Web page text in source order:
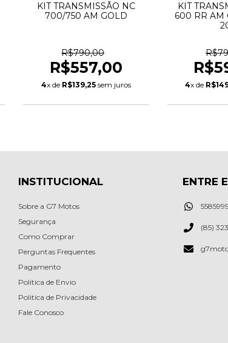
KIT TRANSMISSÃO NC
700/750 AM GOLD
R$790,00
R$557,00
4x de R$139,25sem juros
KIT
600 RR AM
4x de
INSTITUCIONAL
Sobre a G7 Motos
Segurança
Como Comprar
Perguntas Frequentes
Pagamento
Politica de Envio
Politica de Privacidade
Fale Conosco
ENTRE
(85)